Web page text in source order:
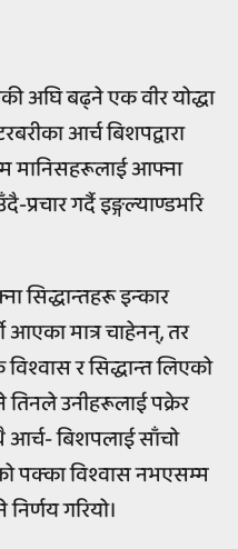
अघि बढ्ने एक वीर योद्धा
आर्च बिशपद्वारा
मानिसहरूलाई आफ्ना
गर्दै इङ्गल्याण्डभरि
सिद्धान्तहरू इन्कार
आएका मात्र चाहेनन्, तर
र सिद्धान्त लिएको
उनीहरूलाई पक्रेर
आर्च- बिशपलाई साँचो
पक्का विश्वास नभएसम्म
गरियो।